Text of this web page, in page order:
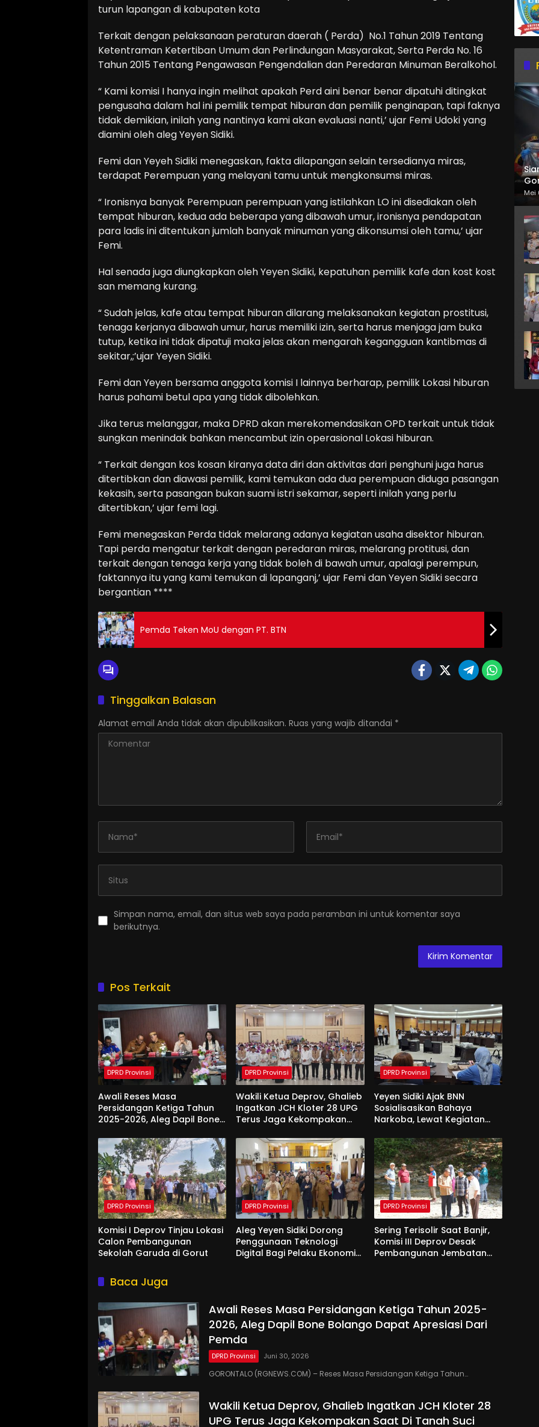
turun lapangan di kabupaten kota
Terkait dengan pelaksanaan peraturan daerah ( Perda) No.1 Tahun 2019 Tentang
Ketentraman Ketertiban Umum dan Perlindungan Masyarakat, Serta Perda No. 16
Tahun 2015 Tentang Pengawasan Pengendalian dan Peredaran Minuman Beralkohol.
“ Kami komisi I hanya ingin melihat apakah Perd aini benar benar dipatuhi ditingkat
pengusaha dalam hal ini pemilik tempat hiburan dan pemilik penginapan, tapi faknya
tidak demikian, inilah yang nantinya kami akan evaluasi nanti,’ ujar Femi Udoki yang
diamini oleh aleg Yeyen Sidiki.
Femi dan Yeyeh Sidiki menegaskan, fakta dilapangan selain tersedianya miras,
terdapat Perempuan yang melayani tamu untuk mengkonsumsi miras.
“ Ironisnya banyak Perempuan perempuan yang istilahkan LO ini disediakan oleh
tempat hiburan, kedua ada beberapa yang dibawah umur, ironisnya pendapatan
para ladis ini ditentukan jumlah banyak minuman yang dikonsumsi oleh tamu,’ ujar
Femi.
Hal senada juga diungkapkan oleh Yeyen Sidiki, kepatuhan pemilik kafe dan kost kost
san memang kurang.
“ Sudah jelas, kafe atau tempat hiburan dilarang melaksanakan kegiatan prostitusi,
tenaga kerjanya dibawah umur, harus memiliki izin, serta harus menjaga jam buka
tutup, ketika ini tidak dipatuji maka jelas akan mengarah kegangguan kantibmas di
sekitar,;’ujar Yeyen Sidiki.
Femi dan Yeyen bersama anggota komisi I lainnya berharap, pemilik Lokasi hiburan
harus pahami betul apa yang tidak dibolehkan.
Jika terus melanggar, maka DPRD akan merekomendasikan OPD terkait untuk tidak
sungkan menindak bahkan mencambut izin operasional Lokasi hiburan.
“ Terkait dengan kos kosan kiranya data diri dan aktivitas dari penghuni juga harus
ditertibkan dan diawasi pemilik, kami temukan ada dua perempuan diduga pasangan
kekasih, serta pasangan bukan suami istri sekamar, seperti inilah yang perlu
ditertibkan,’ ujar femi lagi.
Femi menegaskan Perda tidak melarang adanya kegiatan usaha disektor hiburan.
Tapi perda mengatur terkait dengan peredaran miras, melarang protitusi, dan
terkait dengan tenaga kerja yang tidak boleh di bawah umur, apalagi perempun,
faktannya itu yang kami temukan di lapanganj,’ ujar Femi dan Yeyen Sidiki secara
bergantian ****
Pemda Teken MoU dengan PT. BTN
Tinggalkan Balasan
Alamat email Anda tidak akan dipublikasikan. Ruas yang wajib ditandai *
Simpan nama, email, dan situs web saya pada peramban ini untuk komentar saya
berikutnya.
Pos Terkait
DPRD Provinsi
Awali Reses Masa
Persidangan Ketiga Tahun
2025-2026, Aleg Dapil Bone
Dari Pemda
DPRD Provinsi
Wakili Ketua Deprov, Ghalieb
Ingatkan JCH Kloter 28 UPG
Terus Jaga Kekompakan
DPRD Provinsi
Yeyen Sidiki Ajak BNN
Sosialisasikan Bahaya
Narkoba, Lewat Kegiatan
DPRD Provinsi
Komisi I Deprov Tinjau Lokasi
Calon Pembangunan
Sekolah Garuda di Gorut
DPRD Provinsi
Aleg Yeyen Sidiki Dorong
Penggunaan Teknologi
Digital Bagi Pelaku Ekonomi
DPRD Provinsi
Sering Terisolir Saat Banjir,
Komisi III Deprov Desak
Pembangunan Jembatan
Baca Juga
Awali Reses Masa Persidangan Ketiga Tahun 2025-
2026, Aleg Dapil Bone Bolango Dapat Apresiasi Dari
Pemda
DPRD Provinsi Juni 30, 2026
GORONTALO (RGNEWS.COM) – Reses Masa Persidangan Ketiga Tahun…
Wakili Ketua Deprov, Ghalieb Ingatkan JCH Kloter 28
UPG Terus Jaga Kekompakan Saat Di Tanah Suci
Mei